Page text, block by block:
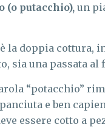
(o putacchio), un
la doppia cottura,
sia una passata
“potacchio”
e ben
essere cotto a